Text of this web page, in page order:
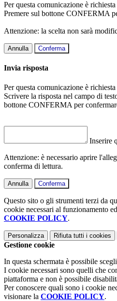
Per questa comunicazione è
Premere sul bottone CONFERMA
Attenzione: la scelta non sarà
Annulla Conferma
Invia risposta
Per questa comunicazione è
Scrivere la risposta nel campo di
bottone CONFERMA per
Inserire
Attenzione: è necessario aprire
conferma di lettura.
Annulla Conferma
Questo sito o gli strumenti terzi da
cookie necessari al funzionamento
COOKIE POLICY.
Personalizza Rifiuta tutti i cookies
Gestione cookie
In questa schermata è possibile
I cookie necessari sono quelli che
piattaforma e non è possibile
Per conoscere quali sono i cookie
visionare la COOKIE POLICY.